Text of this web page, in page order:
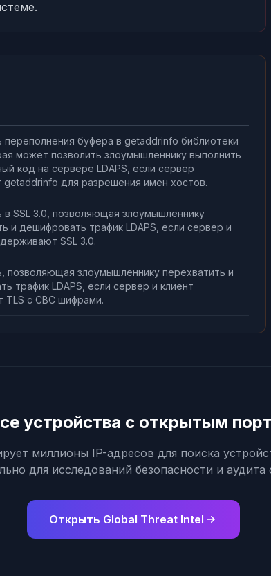
переполнения буфера в getaddrinfo библиотеки
может позволить злоумышленнику выполнить
код на сервере LDAPS, если сервер
getaddrinfo для разрешения имен хостов.
в SSL 3.0, позволяющая злоумышленнику
и дешифровать трафик LDAPS, если сервер и
SSL 3.0.
позволяющая злоумышленнику перехватить и
трафик LDAPS, если сервер и клиент
TLS с CBC шифрами.
устройства с открытым
миллионы IP-адресов для поиска
для исследований безопасности и аудита
Открыть Global Threat Intel